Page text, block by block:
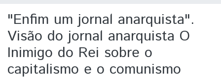
"Enfim um jornal anarquista".
Visão do jornal anarquista O
Inimigo do Rei sobre o
capitalismo e o comunismo